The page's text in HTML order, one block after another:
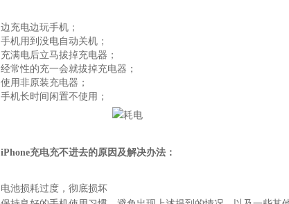
边充电边玩手机；
手机用到没电自动关机；
充满电后立马拔掉充电器；
经常性的充一会就拔掉充电器；
使用非原装充电器；
手机长时间闲置不使用；
iPhone充电充不进去的原因及解决办法：
电池损耗过度，彻底损坏